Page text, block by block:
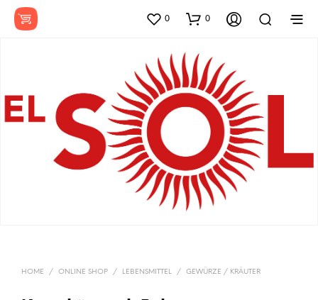
0 0
HOME / ONLINE SHOP / LEBENSMITTEL / GEWÜRZE / KRÄUTER